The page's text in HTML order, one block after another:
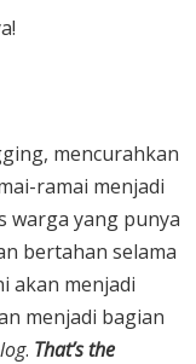
mencurahkan
ramai menjadi
warga yang punya
bertahan selama
akan menjadi
menjadi bagian
. That’s the